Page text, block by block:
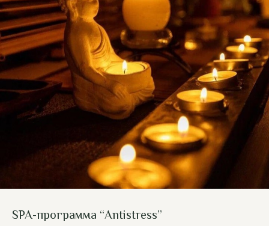
SPA-программа “Antistress”